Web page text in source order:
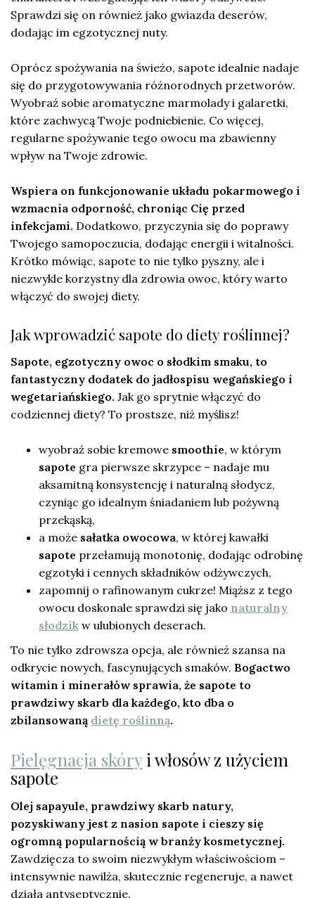
Sprawdzi się on również jako gwiazda deserów,
dodając im egzotycznej nuty.
Oprócz spożywania na świeżo, sapote idealnie nadaje
się do przygotowywania różnorodnych przetworów.
Wyobraź sobie aromatyczne marmolady i galaretki,
które zachwycą Twoje podniebienie. Co więcej,
regularne spożywanie tego owocu ma zbawienny
wpływ na Twoje zdrowie.
Wspiera on funkcjonowanie układu pokarmowego i
wzmacnia odporność, chroniąc Cię przed
infekcjami. Dodatkowo, przyczynia się do poprawy
Twojego samopoczucia, dodając energii i witalności.
Krótko mówiąc, sapote to nie tylko pyszny, ale i
niezwykle korzystny dla zdrowia owoc, który warto
włączyć do swojej diety.
Jak wprowadzić sapote do diety roślinnej?
Sapote, egzotyczny owoc o słodkim smaku, to
fantastyczny dodatek do jadłospisu wegańskiego i
wegetariańskiego. Jak go sprytnie włączyć do
codziennej diety? To prostsze, niż myślisz!
wyobraź sobie kremowe smoothie, w którym
sapote gra pierwsze skrzypce – nadaje mu
aksamitną konsystencję i naturalną słodycz,
czyniąc go idealnym śniadaniem lub pożywną
przekąską,
a może sałatka owocowa, w której kawałki
sapote przełamują monotonię, dodając odrobinę
egzotyki i cennych składników odżywczych,
zapomnij o rafinowanym cukrze! Miąższ z tego
owocu doskonale sprawdzi się jako naturalny
słodzik w ulubionych deserach.
To nie tylko zdrowsza opcja, ale również szansa na
odkrycie nowych, fascynujących smaków. Bogactwo
witamin i minerałów sprawia, że sapote to
prawdziwy skarb dla każdego, kto dba o
zbilansowaną dietę roślinną.
Pielęgnacja skóryi włosów z użyciem
sapote
Olej sapayule, prawdziwy skarb natury,
pozyskiwany jest z nasion sapote i cieszy się
ogromną popularnością w branży kosmetycznej.
Zawdzięcza to swoim niezwykłym właściwościom –
intensywnie nawilża, skutecznie regeneruje, a nawet
działa antyseptycznie.